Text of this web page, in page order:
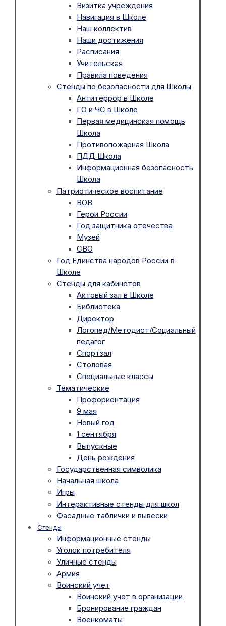
Визитка учреждения
Навигация в Школе
Наш коллектив
Наши достижения
Расписания
Учительская
Правила поведения
Стенды по безопасности для Школы
Антитеррор в Школе
ГО и ЧС в Школе
Первая медицинская помощь
Школа
Противопожарная Школа
ПДД Школа
Информационная безопасность
Школа
Патриотическое воспитание
ВОВ
Герои России
Год защитника отечества
Музей
СВО
Год Единства народов России в
Школе
Стенды для кабинетов
Актовый зал в Школе
Библиотека
Директор
Логопед/Методист/Социальный
педагог
Спортзал
Столовая
Специальные классы
Тематические
Профориентация
9 мая
Новый год
1 сентября
Выпускные
День рождения
Государственная символика
Начальная школа
Игры
Интерактивные стенды для школ
Фасадные таблички и вывески
Стенды
Информационные стенды
Уголок потребителя
Уличные стенды
Армия
Воинский учет
Воинский учет в организации
Бронирование граждан
Военкоматы